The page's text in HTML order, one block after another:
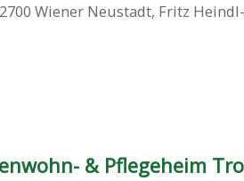
2700 Wiener Neustadt, Fritz
& Pflegeheim